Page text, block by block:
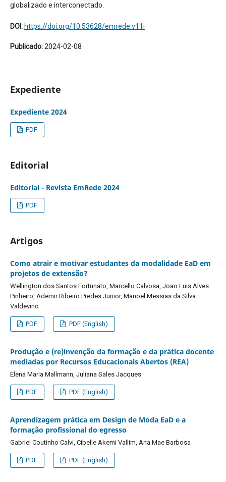
globalizado e interconectado.
DOI: https://doi.org/10.53628/emrede.v11i
Publicado:2024-02-08
Expediente
Expediente 2024
PDF
Editorial
Editorial - Revista EmRede 2024
PDF
Artigos
Como atrair e motivar estudantes da modalidade EaD em
projetos de extensão?
Wellington dos Santos Fortunato, Marcello Calvosa, Joao Luis Alves
Pinheiro, Ademir Ribeiro Predes Junior, Manoel Messias da Silva
Valdevino
PDF PDF (English)
Produção e (re)invenção da formação e da prática docente
mediadas por Recursos Educacionais Abertos (REA)
Elena Maria Mallmann, Juliana Sales Jacques
PDF PDF (English)
Aprendizagem prática em Design de Moda EaD e a
formação profissional do egresso
Gabriel Coutinho Calvi, Cibelle Akemi Vallim, Ana Mae Barbosa
PDF PDF (English)